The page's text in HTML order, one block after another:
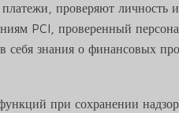
проверяют личность
PCI, проверенный
знания о финансовых
при сохранении